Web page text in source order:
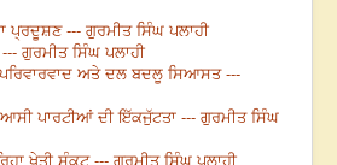
ਪ੍ਰਦੂਸ਼ਣ --- ਗੁਰਮੀਤ ਸਿੰਘ ਪਲਾਹੀ
ਗੁਰਮੀਤ ਸਿੰਘ ਪਲਾਹੀ
ਪਰਿਵਾਰਵਾਦ ਅਤੇ ਦਲ ਬਦਲੂ ਸਿਆਸਤ ---
ਪਾਰਟੀਆਂ ਦੀ ਇੱਕਜੁੱਟਤਾ --- ਗੁਰਮੀਤ ਸਿੰਘ
ਖੇਤੀ ਸੰਕਟ --- ਗੁਰਮੀਤ ਸਿੰਘ ਪਲਾਹੀ